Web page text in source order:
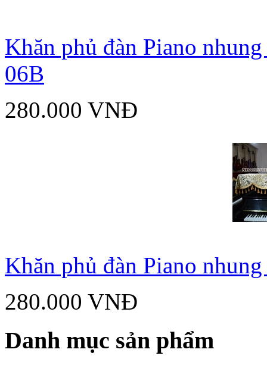
Khăn phủ đàn Piano
06B
280.000 VNĐ
Khăn phủ đàn Piano
280.000 VNĐ
Danh mục sản phẩm